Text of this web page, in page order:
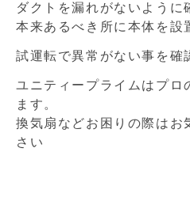
ダクトを漏れがないように
本来あるべき所に本体を設
試運転で異常がない事を確
ユニティープライムはプロ
ます。
換気扇などお困りの際はお
さい